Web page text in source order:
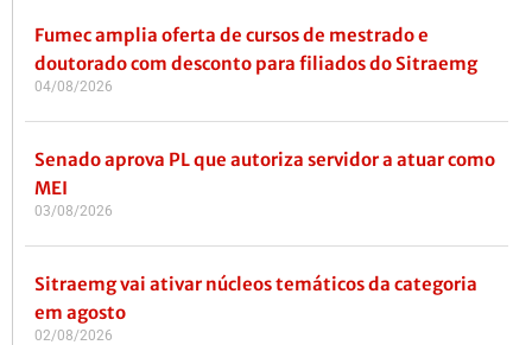
Fumec amplia oferta de cursos de mestrado e
doutorado com desconto para filiados do Sitraemg
04/08/2026
Senado aprova PL que autoriza servidor a atuar como
MEI
03/08/2026
Sitraemg vai ativar núcleos temáticos da categoria
em agosto
02/08/2026